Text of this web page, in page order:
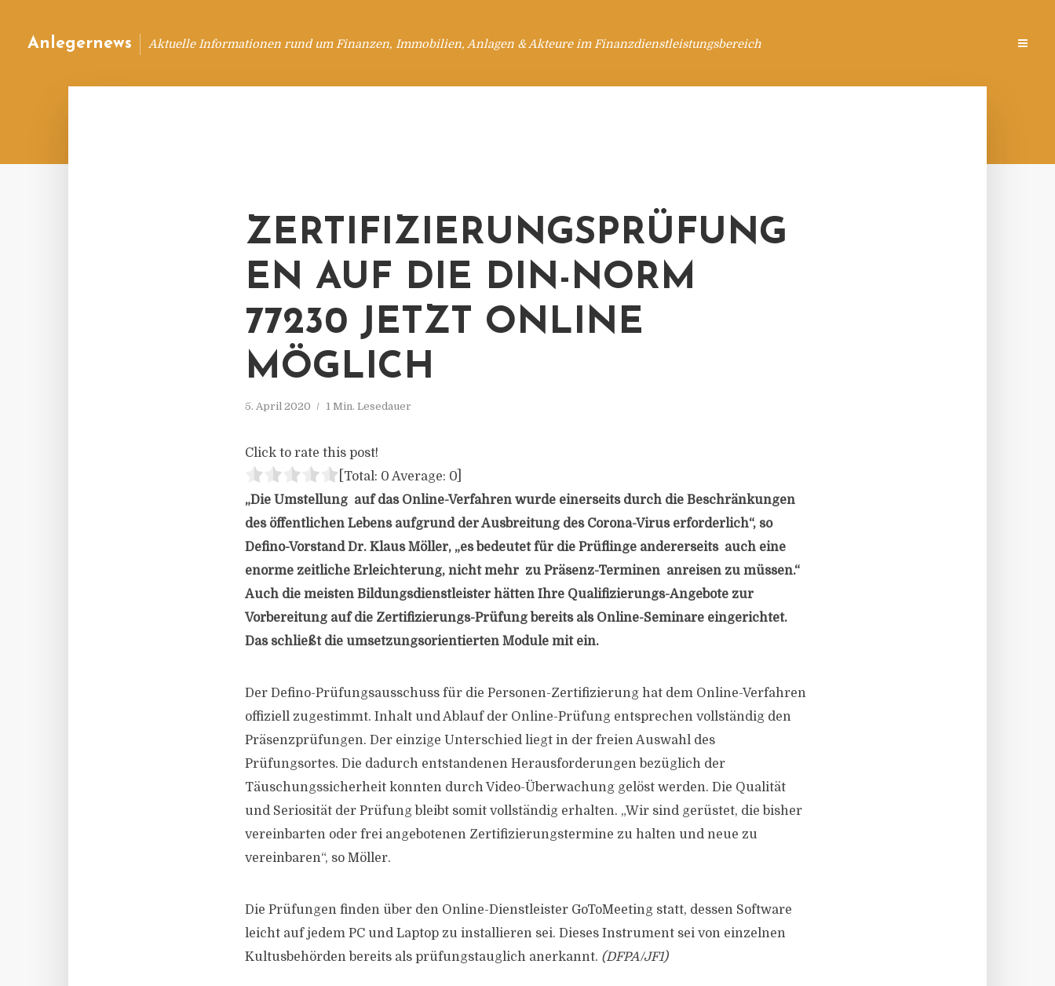
Anlegernews Aktuelle Informationen rund um Finanzen, Immobilien, Anlagen & Akteure im Finanzdienstleistungsbereich
ZERTIFIZIERUNGSPRÜFUNG
EN AUF DIE DIN-NORM
77230 JETZT ONLINE
MÖGLICH
5. April 2020 1 Min. Lesedauer
Click to rate this post!
[Total: 0 Average: 0
„Die Umstellung auf das Online-Verfahren wurde einerseits durch die Beschränkungen
des öffentlichen Lebens aufgrund der Ausbreitung des Corona-Virus erforderlich“, so
Defino-Vorstand Dr. Klaus Möller, „es bedeutet für die Prüflinge andererseits auch eine
enorme zeitliche Erleichterung, nicht mehr zu Präsenz-Terminen anreisen zu müssen.“
Auch die meisten Bildungsdienstleister hätten Ihre Qualifizierungs-Angebote zur
Vorbereitung auf die Zertifizierungs-Prüfung bereits als Online-Seminare eingerichtet.
Das schließt die umsetzungsorientierten Module mit ein.
Der Defino-Prüfungsausschuss für die Personen-Zertifizierung hat dem Online-Verfahren
offiziell zugestimmt. Inhalt und Ablauf der Online-Prüfung entsprechen vollständig den
Präsenzprüfungen. Der einzige Unterschied liegt in der freien Auswahl des
Prüfungsortes. Die dadurch entstandenen Herausforderungen bezüglich der
Täuschungssicherheit konnten durch Video-Überwachung gelöst werden. Die Qualität
und Seriosität der Prüfung bleibt somit vollständig erhalten. „Wir sind gerüstet, die bisher
vereinbarten oder frei angebotenen Zertifizierungstermine zu halten und neue zu
vereinbaren“, so Möller.
Die Prüfungen finden über den Online-Dienstleister GoToMeeting statt, dessen Software
leicht auf jedem PC und Laptop zu installieren sei. Dieses Instrument sei von einzelnen
Kultusbehörden bereits als prüfungstauglich anerkannt. (DFPA/JF1)